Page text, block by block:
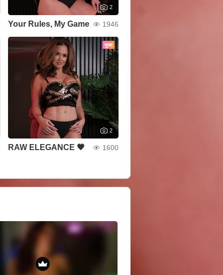
2
Your Rules, My Game 1946
मुफ्त
2
RAW ELEGANCE 🖤 1600